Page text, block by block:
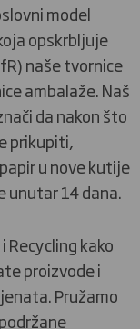
model
opskrbljuje
naše tvornice
ambalaže. Naš
da nakon što
prikupiti,
u nove kutije
unutar 14 dana.
Recycling kako
proizvode i
Pružamo